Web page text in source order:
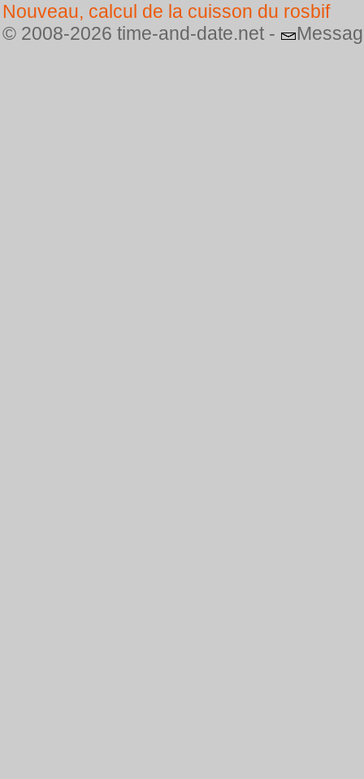
Nouveau, calcul de la cuisson du rosbif
© 2008-2026 time-and-date.net -